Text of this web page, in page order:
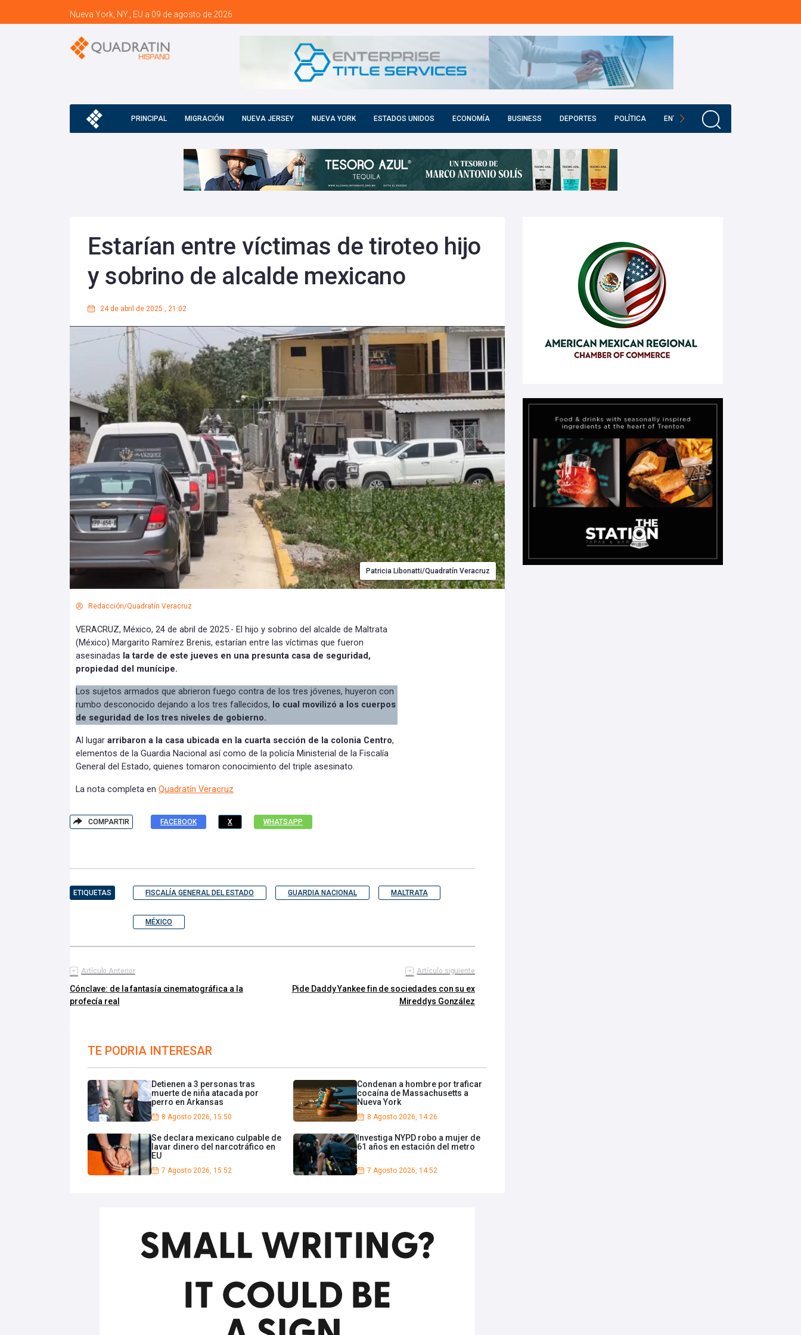
Nueva York, NY., EU a 09 de agosto de 2026
PRINCIPAL MIGRACIÓN NUEVA JERSEY NUEVA YORK ESTADOS UNIDOS ECONOMÍA BUSINESS DEPORTES POLÍTICA ENTRETENIMIENTO
Estarían entre víctimas de tiroteo hijo
y sobrino de alcalde mexicano
24 de abril de 2025 , 21:02
Patricia Libonatti/Quadratín Veracruz
Redacción/Quadratín Veracruz
VERACRUZ, México, 24 de abril de 2025.- El hijo y sobrino del alcalde de Maltrata
(México) Margarito Ramírez Brenis, estarían entre las víctimas que fueron
asesinadas la tarde de este jueves en una presunta casa de seguridad,
propiedad del munícipe.
Los sujetos armados que abrieron fuego contra de los tres jóvenes, huyeron con
rumbo desconocido dejando a los tres fallecidos, lo cual movilizó a los cuerpos
de seguridad de los tres niveles de gobierno.
Al lugar arribaron a la casa ubicada en la cuarta sección de la colonia Centro,
elementos de la Guardia Nacional así como de la policía Ministerial de la Fiscalía
General del Estado, quienes tomaron conocimiento del triple asesinato.
La nota completa en Quadratín Veracruz
COMPARTIR FACEBOOK X WHATSAPP
ETIQUETAS FISCALÍA GENERAL DEL ESTADO GUARDIA NACIONAL MALTRATA
MÉXICO
Artículo Anterior
Cónclave: de la fantasía cinematográfica a la
profecía real
Artículo siguiente
Pide Daddy Yankee fin de sociedades con su ex
Mireddys González
TE PODRIA INTERESAR
Detienen a 3 personas tras
muerte de niña atacada por
perro en Arkansas
8 Agosto 2026, 15:50
Condenan a hombre por traficar
cocaína de Massachusetts a
Nueva York
8 Agosto 2026, 14:26
Se declara mexicano culpable de
lavar dinero del narcotráfico en
EU
7 Agosto 2026, 15:52
Investiga NYPD robo a mujer de
61 años en estación del metro
7 Agosto 2026, 14:52